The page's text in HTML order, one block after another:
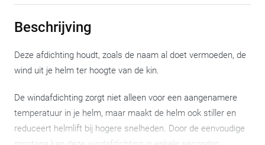
Beschrijving
Deze afdichting houdt, zoals de naam al doet vermoeden, de
wind uit je helm ter hoogte van de kin.
De windafdichting zorgt niet alleen voor een aangenamere
temperatuur in je helm, maar maakt de helm ook stiller en
reduceert helmlift bij hogere snelheden. Door de eenvoudige